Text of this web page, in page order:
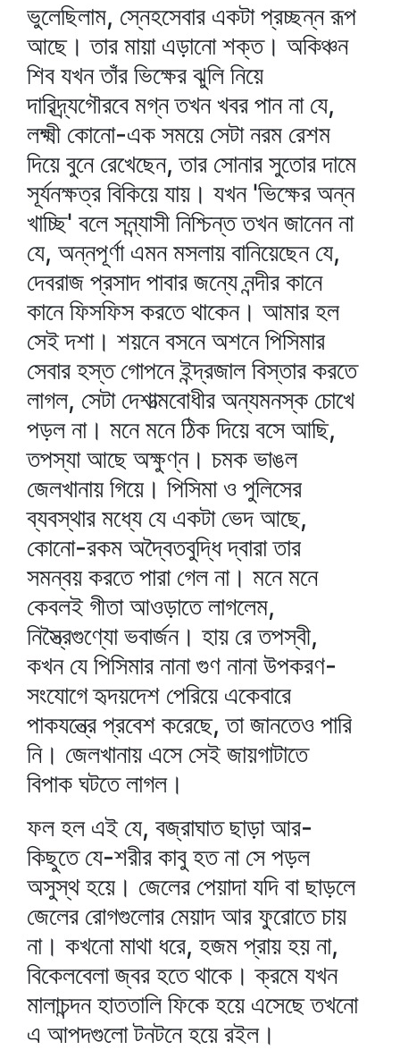
ভুলেছিলাম, স্নেহসেবার একটা প্রচ্ছন্ন রূপ
আছে। তার মায়া এড়ানো শক্ত। অকিঞ্চন
শিব যখন তাঁর ভিক্ষের ঝুলি নিয়ে
দারিদ্র্যগৌরবে মগ্ন তখন খবর পান না যে,
লক্ষ্মী কোনো-এক সময়ে সেটা নরম রেশম
দিয়ে বুনে রেখেছেন, তার সোনার সুতোর দামে
সূর্যনক্ষত্র বিকিয়ে যায়। যখন 'ভিক্ষের অন্ন
খাচ্ছি' বলে সন্ন্যাসী নিশ্চিন্ত তখন জানেন না
যে, অন্নপূর্ণা এমন মসলায় বানিয়েছেন যে,
দেবরাজ প্রসাদ পাবার জন্যে নন্দীর কানে
কানে ফিসফিস করতে থাকেন। আমার হল
সেই দশা। শয়নে বসনে অশনে পিসিমার
সেবার হস্ত গোপনে ইন্দ্রজাল বিস্তার করতে
লাগল, সেটা দেশাত্মবোধীর অন্যমনস্ক চোখে
পড়ল না। মনে মনে ঠিক দিয়ে বসে আছি,
তপস্যা আছে অক্ষুণ্ন। চমক ভাঙল
জেলখানায় গিয়ে। পিসিমা ও পুলিসের
ব্যবস্থার মধ্যে যে একটা ভেদ আছে,
কোনো-রকম অদ্বৈতবুদ্ধি দ্বারা তার
সমন্বয় করতে পারা গেল না। মনে মনে
কেবলই গীতা আওড়াতে লাগলেম,
নিস্ত্রৈগুণ্যো ভবার্জন। হায় রে তপস্বী,
কখন যে পিসিমার নানা গুণ নানা উপকরণ-
সংযোগে হৃদয়দেশ পেরিয়ে একেবারে
পাকযন্ত্রে প্রবেশ করেছে, তা জানতেও পারি
নি। জেলখানায় এসে সেই জায়গাটাতে
বিপাক ঘটতে লাগল।
ফল হল এই যে, বজ্রাঘাত ছাড়া আর-
কিছুতে যে-শরীর কাবু হত না সে পড়ল
অসুস্থ হয়ে। জেলের পেয়াদা যদি বা ছাড়লে
জেলের রোগগুলোর মেয়াদ আর ফুরোতে চায়
না। কখনো মাথা ধরে, হজম প্রায় হয় না,
বিকেলবেলা জ্বর হতে থাকে। ক্রমে যখন
মালাচন্দন হাততালি ফিকে হয়ে এসেছে তখনো
এ আপদগুলো টনটনে হয়ে রইল।